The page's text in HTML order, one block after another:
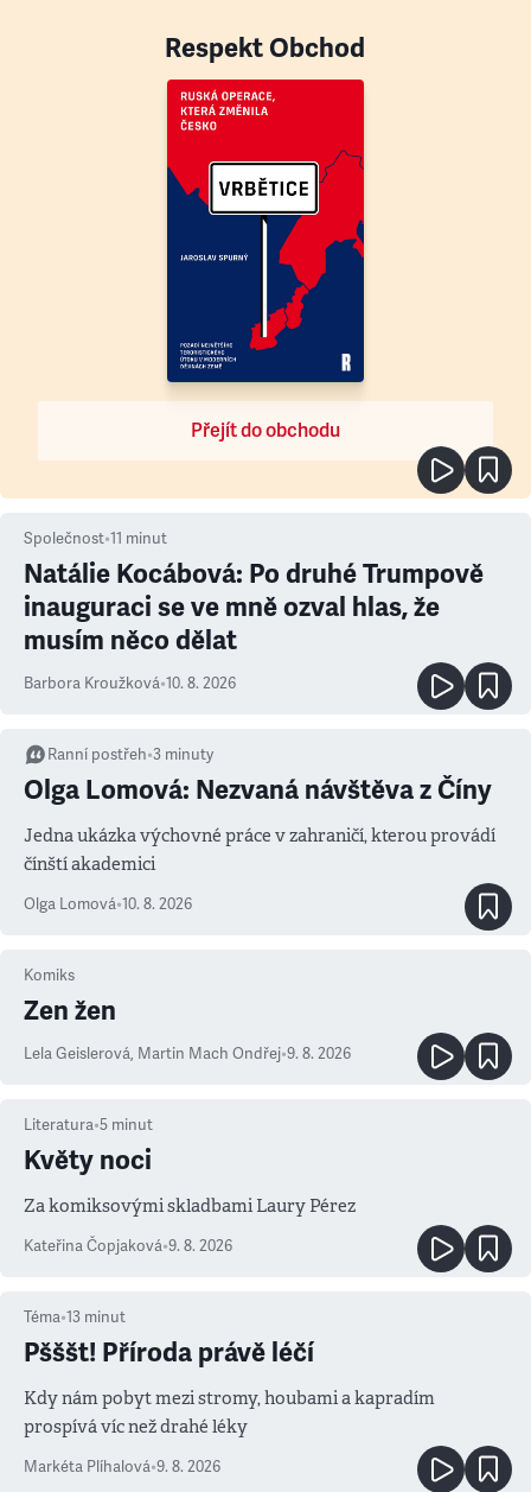
Respekt Obchod
Přejít do obchodu
Společnost•11 minut
Natálie Kocábová: Po druhé Trumpově
inauguraci se ve mně ozval hlas, že
musím něco dělat
Barbora Kroužková•10. 8. 2026
Ranní postřeh•3 minuty
Olga Lomová: Nezvaná návštěva z Číny
Jedna ukázka výchovné práce v zahraničí, kterou provádí
čínští akademici
Olga Lomová•10. 8. 2026
Komiks
Zen žen
Lela Geislerová, Martin Mach Ondřej•9. 8. 2026
Literatura•5 minut
Květy noci
Za komiksovými skladbami Laury Pérez
Kateřina Čopjaková•9. 8. 2026
Téma•13 minut
Pšššt! Příroda právě léčí
Kdy nám pobyt mezi stromy, houbami a kapradím
prospívá víc než drahé léky
Markéta Plíhalová•9. 8. 2026